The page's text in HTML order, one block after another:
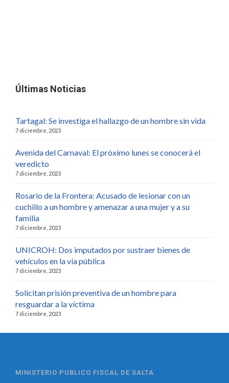
Últimas Noticias
Tartagal: Se investiga el hallazgo de un hombre sin vida
7 diciembre, 2023
Avenida del Carnaval: El próximo lunes se conocerá el
veredicto
7 diciembre, 2023
Rosario de la Frontera: Acusado de lesionar con un
cuchillo a un hombre y amenazar a una mujer y a su
familia
7 diciembre, 2023
UNICROH: Dos imputados por sustraer bienes de
vehículos en la vía pública
7 diciembre, 2023
Solicitan prisión preventiva de un hombre para
resguardar a la víctima
7 diciembre, 2023
MINISTERIO PUBLICO FISCAL DE SALTA